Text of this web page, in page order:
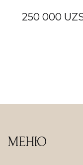
250 000
МЕНЮ